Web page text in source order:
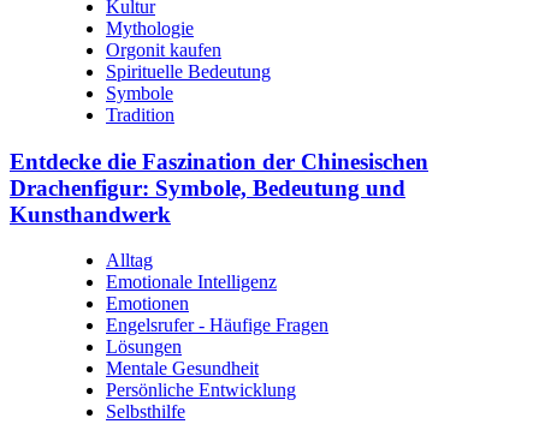
Kultur
Mythologie
Orgonit kaufen
Spirituelle Bedeutung
Symbole
Tradition
Entdecke die Faszination der Chinesischen
Drachenfigur: Symbole, Bedeutung und
Kunsthandwerk
Alltag
Emotionale Intelligenz
Emotionen
Engelsrufer - Häufige Fragen
Lösungen
Mentale Gesundheit
Persönliche Entwicklung
Selbsthilfe